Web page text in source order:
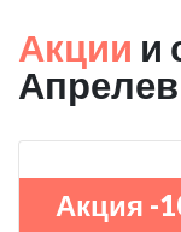
Акции и
Акция -